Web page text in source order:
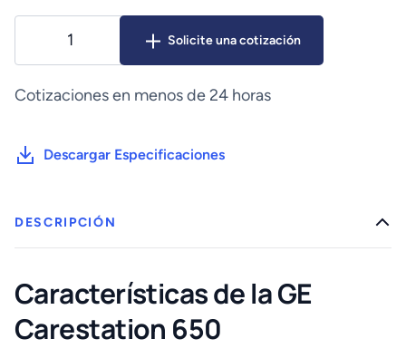
Carestation
650
cantidad
Solicite una cotización
Cotizaciones en menos de 24 horas
Descargar Especificaciones
DESCRIPCIÓN
Características de la GE
Carestation 650